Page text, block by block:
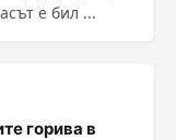
е бил ...
горива в